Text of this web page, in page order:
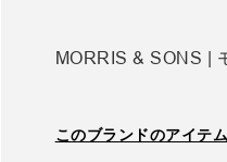
MORRIS & SONS |
このブランドのアイテ